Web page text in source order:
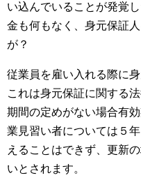
い込んでいることが発覚
金も何もなく、身元保証
が？
従業員を雇い入れる際に
これは身元保証に関する
期間の定めがない場合有
業見習い者については５
えることはできず、更新
いとされます。